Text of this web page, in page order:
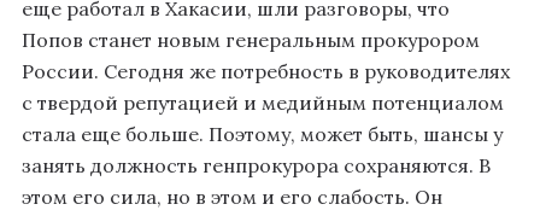
еще работал в Хакасии, шли разговоры, что
Попов станет новым генеральным прокурором
России. Сегодня же потребность в руководителях
с твердой репутацией и медийным потенциалом
стала еще больше. Поэтому, может быть, шансы у
занять должность генпрокурора сохраняются. В
этом его сила, но в этом и его слабость. Он